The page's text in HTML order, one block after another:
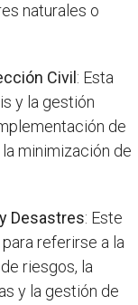
naturales o
Civil : Esta
y la gestión
de
minimización de
Desastres: Este
referirse a la
riesgos, la
y la gestión de